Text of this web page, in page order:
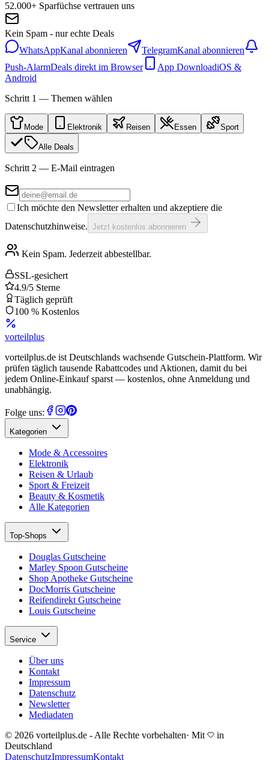
52.000+ Sparfüchse vertrauen uns
Kein Spam - nur echte Deals
WhatsAppKanal abonnieren TelegramKanal abonnieren
Push-AlarmDeals direkt im Browser App DownloadiOS &
Android
Schritt 1 — Themen wählen
Mode Elektronik Reisen Essen Sport
Alle Deals
Schritt 2 — E-Mail eintragen
Ich möchte den Newsletter erhalten und akzeptiere die
Datenschutzhinweise. Jetzt kostenlos abonnieren
Kein Spam. Jederzeit abbestellbar.
SSL-gesichert
4.9/5 Sterne
Täglich geprüft
100 % Kostenlos
vorteilplus
vorteilplus.de ist Deutschlands wachsende Gutschein-Plattform. Wir
prüfen täglich tausende Rabattcodes und Aktionen, damit du bei
jedem Online-Einkauf sparst — kostenlos, ohne Anmeldung und
unabhängig.
Folge uns:
Kategorien
Mode & Accessoires
Elektronik
Reisen & Urlaub
Sport & Freizeit
Beauty & Kosmetik
Alle Kategorien
Top-Shops
Douglas Gutscheine
Marley Spoon Gutscheine
Shop Apotheke Gutscheine
DocMorris Gutscheine
Reifendirekt Gutscheine
Louis Gutscheine
Service
Über uns
Kontakt
Impressum
Datenschutz
Newsletter
Mediadaten
© 2026 vorteilplus.de - Alle Rechte vorbehalten· Mit
in
Deutschland
DatenschutzImpressumKontakt